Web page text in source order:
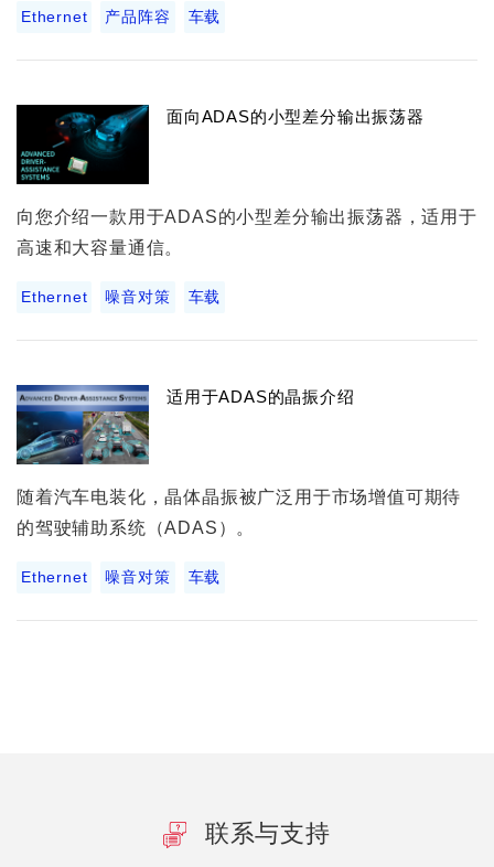
Ethernet 产品阵容 车载
面向ADAS的小型差分输出振荡器
向您介绍一款用于ADAS的小型差分输出振荡器，适用于
高速和大容量通信。
Ethernet 噪音对策 车载
适用于ADAS的晶振介绍
随着汽车电装化，晶体晶振被广泛用于市场增值可期待
的驾驶辅助系统（ADAS）。
Ethernet 噪音对策 车载
联系与支持